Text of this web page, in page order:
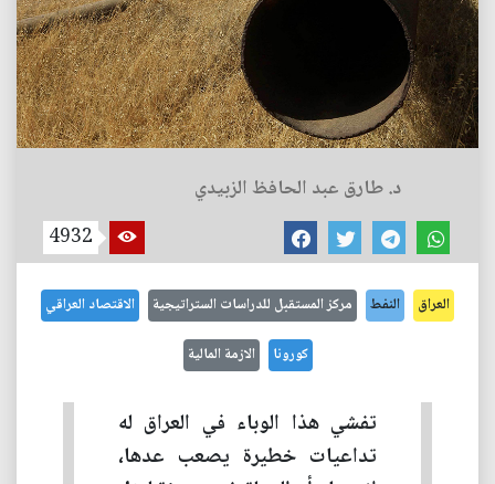
د. طارق عبد الحافظ الزبيدي
4932
العراق النفط مركز المستقبل للدراسات الستراتيجية الاقتصاد العراقي
كورونا الازمة المالية
تفشي هذا الوباء في العراق له
تداعيات خطيرة يصعب عدها،